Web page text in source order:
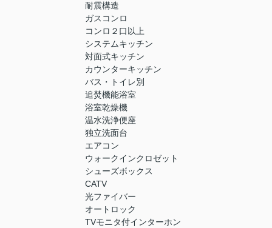
耐震構造
ガスコンロ
コンロ２口以上
システムキッチン
対面式キッチン
カウンターキッチン
バス・トイレ別
追焚機能浴室
浴室乾燥機
温水洗浄便座
独立洗面台
エアコン
ウォークインクロゼット
シューズボックス
CATV
光ファイバー
オートロック
TVモニタ付インターホン